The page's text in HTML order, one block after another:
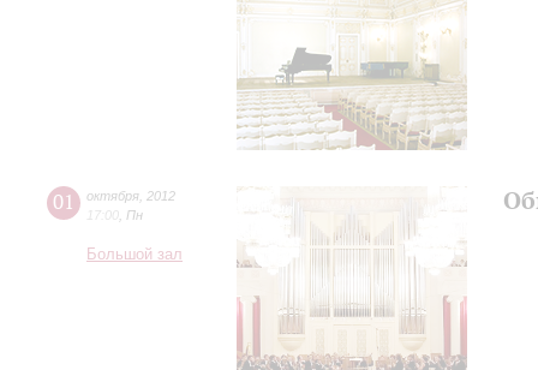
01 октября 2012
17:00
Пн
Большой зал